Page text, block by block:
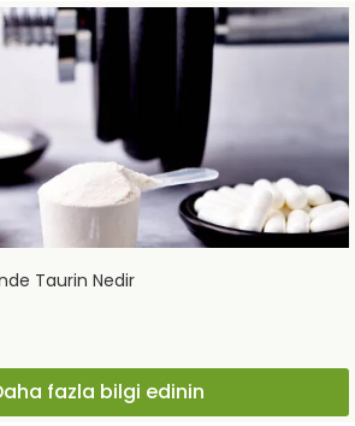
Taurin Nedir
fazla bilgi edinin